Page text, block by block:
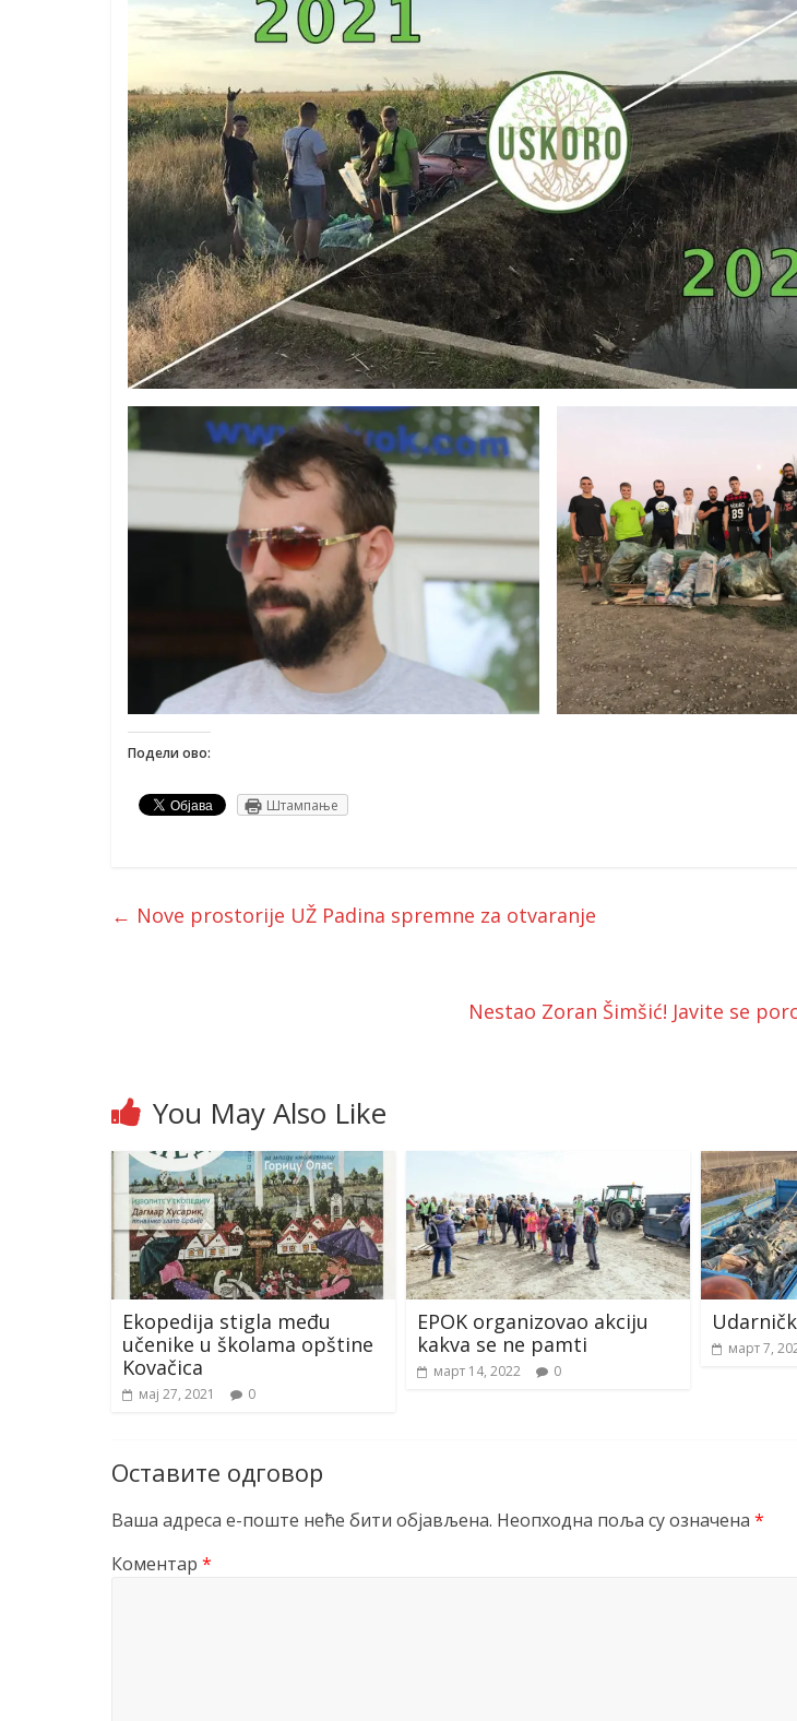
Подели ово:
Штампање
← Nove prostorije UŽ Padina spremne za otvaranje
Nestao Zoran Šimšić! Javite se
You May Also Like
Ekopedija stigla među
učenike u školama opštine
Kovačica
мај 27, 2021 0
EPOK organizovao akciju
kakva se ne pamti
март 14, 2022 0
март 7,
Оставите одговор
Ваша адреса е-поште неће бити објављена. Неопходна поља су означена *
Коментар *